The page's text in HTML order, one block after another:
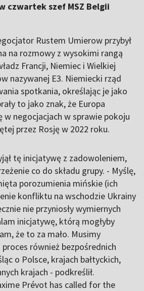
czwartek szef MSZ Belgii
Rustem Umierow przybył
na rozmowy z wysokimi rangą
Francji, Niemiec i Wielkiej
nazywanej E3. Niemiecki rząd
spotkania, określając je jako
to jako znak, że Europa
w negocjacjach w sprawie pokoju
przez Rosję w 2022 roku.
tę inicjatywę z zadowoleniem,
co do składu grupy. - Myślę,
porozumienia mińskie (ich
konfliktu na wschodzie Ukrainy
nie przyniosły wymiernych
inicjatywę, którą mogłyby
że to za mało. Musimy
również bezpośrednich
o Polsce, krajach bałtyckich,
krajach - podkreślił.
Prévot has called for the